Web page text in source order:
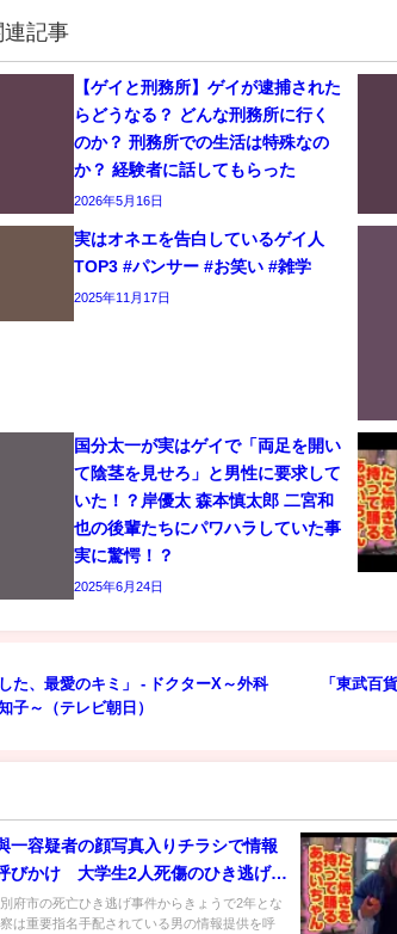
連記事
【ゲイと刑務所】ゲイが逮捕された
らどうなる？ どんな刑務所に行く
のか？ 刑務所での生活は特殊なの
か？ 経験者に話してもらった
2026年5月16日
実はオネエを告白しているゲイ人
TOP3 #パンサー #お笑い #雑学
2025年11月17日
国分太一が実はゲイで「両足を開い
て陰茎を見せろ」と男性に要求して
いた！？岸優太 森本慎太郎 二宮和
也の後輩たちにパワハラしていた事
実に驚愕！？
2025年6月24日
た、最愛のキミ」 - ドクターX～外科
子～（テレビ朝日）
「東武百
一容疑者の顔写真入りチラシで情報
びかけ 大学生2人死傷のひき逃げ事
2年 大分・別府｜TBS NEWS DIG
府市の死亡ひき逃げ事件からきょうで2年とな
は重要指名手配されている男の情報提供を呼